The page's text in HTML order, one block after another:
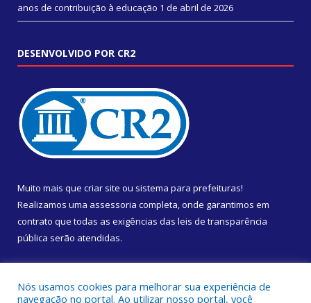
anos de contribuição à educação 1 de abril de 2026
DESENVOLVIDO POR CR2
Muito mais que criar site ou sistema para prefeituras!
Realizamos uma assessoria completa, onde garantimos em
contrato que todas as exigências das leis de transparência
pública serão atendidas.
Nós usamos cookies para melhorar sua experiência de
navegação no portal. Ao utilizar nosso portal, você